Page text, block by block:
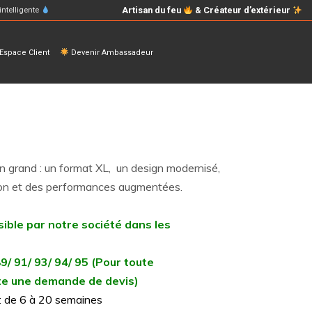
Artisan du feu & Créateur d’extérieur
Client Devenir Ambassadeur
grand : un format XL, un design modernisé,
et des performances augmentées.
par notre société dans les
91/ 93/ 94/ 95 (Pour toute
une demande de devis)
de 6 à 20 semaines